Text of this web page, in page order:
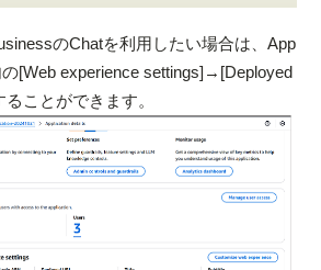
のChatを利用したい場合は、App
[Web experience settings]→[Deployed
ことができます。